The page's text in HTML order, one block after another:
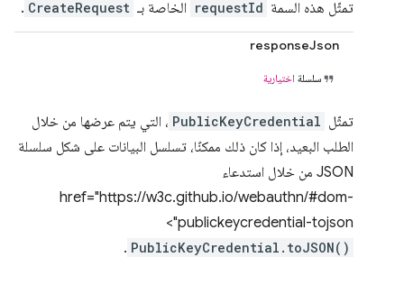
تمثّل هذه السمة requestId الخاصة بـ CreateRequest
.
responseJson
سلسلة اختيارية
تمثّل PublicKeyCredential ، التي يتم عرضها من خلال
الطلب البعيد، إذا كان ذلك ممكنًا، تسلسل البيانات على شكل سلسلة
JSON من خلال استدعاء
href="https://w3c.github.io/webauthn/#dom-
publickeycredential-tojson">
PublicKeyCredential.toJSON()
.